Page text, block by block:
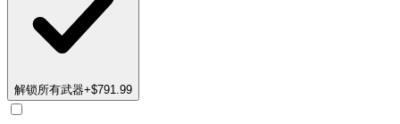
解锁所有武器+$791.99